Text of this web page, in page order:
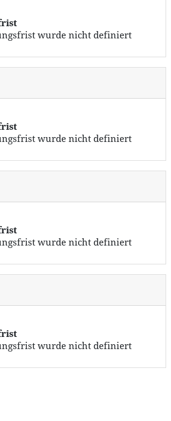
wurde nicht definiert
wurde nicht definiert
wurde nicht definiert
wurde nicht definiert